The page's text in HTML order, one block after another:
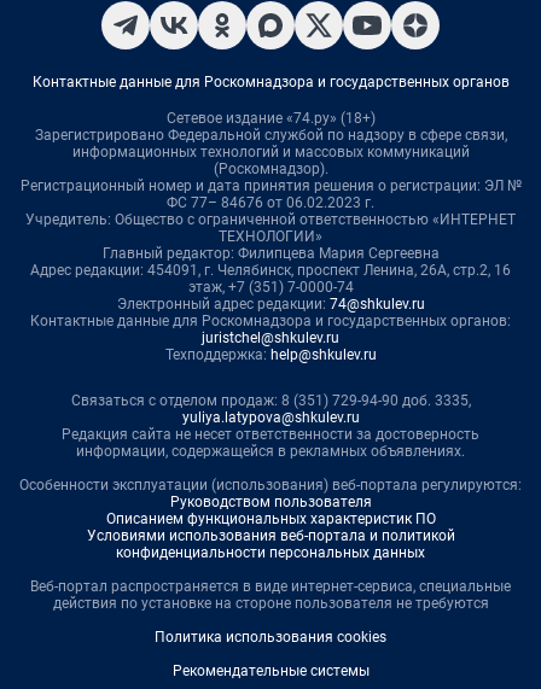
Контактные данные для Роскомнадзора и государственных органов
Сетевое издание «74.ру» (18+)
Зарегистрировано Федеральной службой по надзору в сфере связи,
информационных технологий и массовых коммуникаций
(Роскомнадзор).
Регистрационный номер и дата принятия решения о регистрации: ЭЛ №
ФС 77– 84676 от 06.02.2023 г.
Учредитель: Общество с ограниченной ответственностью «ИНТЕРНЕТ
ТЕХНОЛОГИИ»
Главный редактор: Филипцева Мария Сергеевна
Адрес редакции: 454091, г. Челябинск, проспект Ленина, 26А, стр.2, 16
этаж, +7 (351) 7-0000-74
Электронный адрес редакции: 74@shkulev.ru
Контактные данные для Роскомнадзора и государственных органов:
juristchel@shkulev.ru
Техподдержка: help@shkulev.ru
Связаться с отделом продаж: 8 (351) 729-94-90 доб. 3335,
yuliya.latypova@shkulev.ru
Редакция сайта не несет ответственности за достоверность
информации, содержащейся в рекламных объявлениях.
Особенности эксплуатации (использования) веб-портала регулируются:
Руководством пользователя
Описанием функциональных характеристик ПО
Условиями использования веб-портала и политикой
конфиденциальности персональных данных
Веб-портал распространяется в виде интернет-сервиса, специальные
действия по установке на стороне пользователя не требуются
Политика использования cookies
Рекомендательные системы